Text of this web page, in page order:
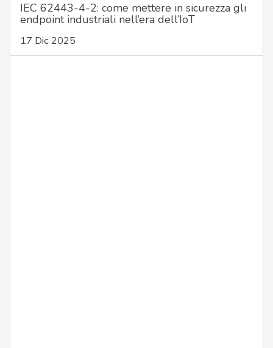
IEC 62443-4-2: come mettere in sicurezza gli
endpoint industriali nell’era dell’IoT
17 Dic 2025